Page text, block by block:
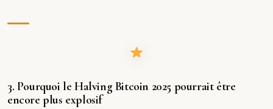
3. Pourquoi le Halving Bitcoin 2025 pourrait être
encore plus explosif